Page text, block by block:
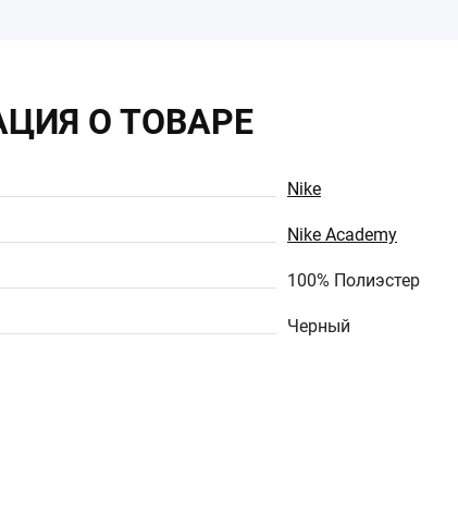
О ТОВАРЕ
Nike
Nike Academy
100% Полиэстер
Черный